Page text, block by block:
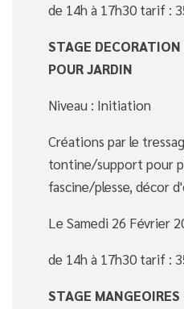
de 14h à 17h30 tarif :
STAGE
POUR JARDIN
Niveau : Initiation
Créations par le
tontine/support pour
fascine/plesse, décor
Le Samedi 26 Février
de 14h à 17h30 tarif :
STAGE